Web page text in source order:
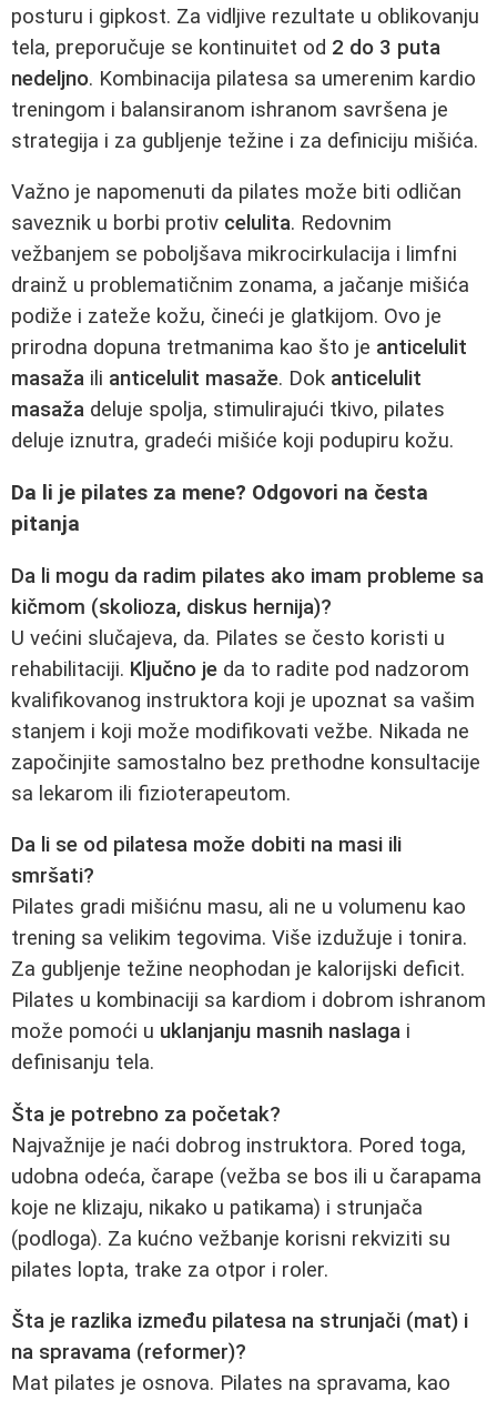
posturu i gipkost. Za vidljive rezultate u oblikovanju
tela, preporučuje se kontinuitet od 2 do 3 puta
nedeljno. Kombinacija pilatesa sa umerenim kardio
treningom i balansiranom ishranom savršena je
strategija i za gubljenje težine i za definiciju mišića.
Važno je napomenuti da pilates može biti odličan
saveznik u borbi protiv celulita. Redovnim
vežbanjem se poboljšava mikrocirkulacija i limfni
drainž u problematičnim zonama, a jačanje mišića
podiže i zateže kožu, čineći je glatkijom. Ovo je
prirodna dopuna tretmanima kao što je anticelulit
masaža ili anticelulit masaže. Dok anticelulit
masaža deluje spolja, stimulirajući tkivo, pilates
deluje iznutra, gradeći mišiće koji podupiru kožu.
Da li je pilates za mene? Odgovori na česta
pitanja
Da li mogu da radim pilates ako imam probleme sa
kičmom (skolioza, diskus hernija)?
U većini slučajeva, da. Pilates se često koristi u
rehabilitaciji. Ključno je da to radite pod nadzorom
kvalifikovanog instruktora koji je upoznat sa vašim
stanjem i koji može modifikovati vežbe. Nikada ne
započinjite samostalno bez prethodne konsultacije
sa lekarom ili fizioterapeutom.
Da li se od pilatesa može dobiti na masi ili
smršati?
Pilates gradi mišićnu masu, ali ne u volumenu kao
trening sa velikim tegovima. Više izdužuje i tonira.
Za gubljenje težine neophodan je kalorijski deficit.
Pilates u kombinaciji sa kardiom i dobrom ishranom
može pomoći u uklanjanju masnih naslaga i
definisanju tela.
Šta je potrebno za početak?
Najvažnije je naći dobrog instruktora. Pored toga,
udobna odeća, čarape (vežba se bos ili u čarapama
koje ne klizaju, nikako u patikama) i strunjača
(podloga). Za kućno vežbanje korisni rekviziti su
pilates lopta, trake za otpor i roler.
Šta je razlika između pilatesa na strunjači (mat) i
na spravama (reformer)?
Mat pilates je osnova. Pilates na spravama, kao